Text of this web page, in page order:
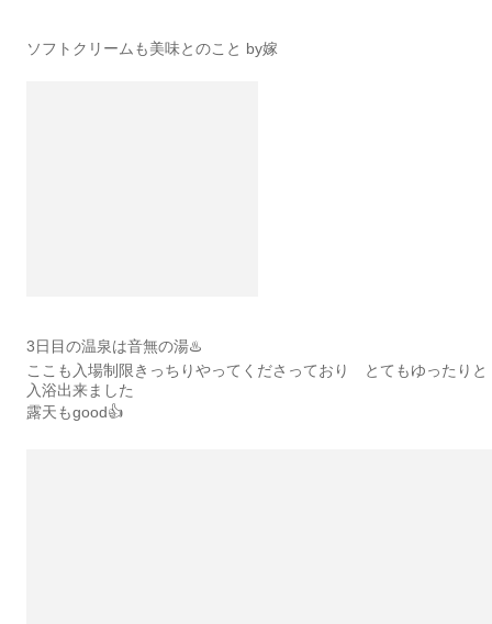
ソフトクリームも美味とのこと by嫁
3日目の温泉は音無の湯♨️
ここも入場制限きっちりやってくださっており とてもゆったりと
入浴出来ました
露天もgood👍